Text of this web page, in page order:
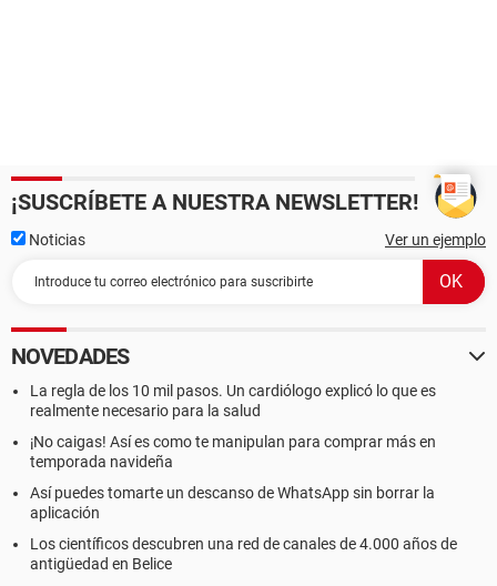
¡SUSCRÍBETE A NUESTRA NEWSLETTER!
Noticias Ver un ejemplo
NOVEDADES
La regla de los 10 mil pasos. Un cardiólogo explicó lo que es
realmente necesario para la salud
¡No caigas! Así es como te manipulan para comprar más en
temporada navideña
Así puedes tomarte un descanso de WhatsApp sin borrar la
aplicación
Los científicos descubren una red de canales de 4.000 años de
antigüedad en Belice